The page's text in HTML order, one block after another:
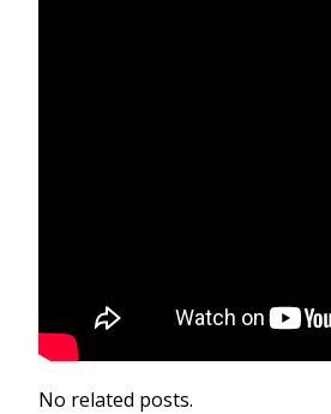
No related posts.